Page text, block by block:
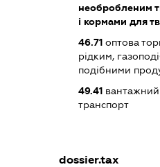
необробленим
і кормами для
46.71оптова
рідким,
подібними
49.41вантажний
транспорт
dossier.tax